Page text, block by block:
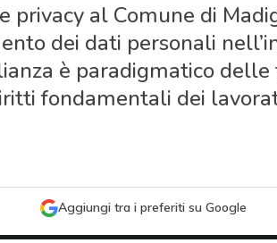
privacy al Comune di
dei dati personali
è paradigmatico delle
fondamentali dei
Aggiungi tra i preferiti su Google